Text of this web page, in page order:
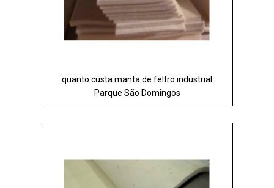
quanto custa manta de feltro industrial
Parque São Domingos